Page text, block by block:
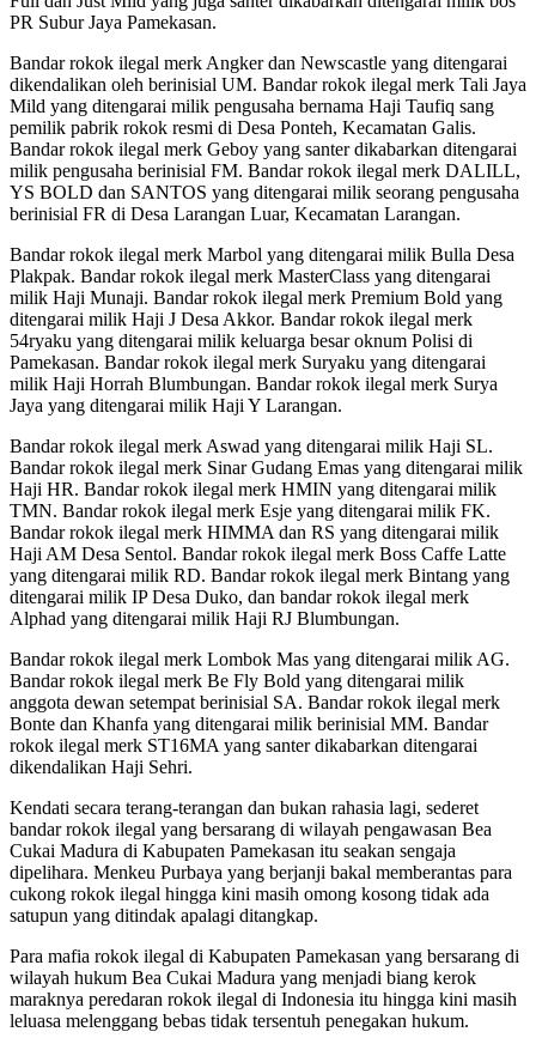
PR Subur Jaya Pamekasan.
Bandar rokok ilegal merk Angker dan Newscastle yang ditengarai
dikendalikan oleh berinisial UM. Bandar rokok ilegal merk Tali Jaya
Mild yang ditengarai milik pengusaha bernama Haji Taufiq sang
pemilik pabrik rokok resmi di Desa Ponteh, Kecamatan Galis.
Bandar rokok ilegal merk Geboy yang santer dikabarkan ditengarai
milik pengusaha berinisial FM. Bandar rokok ilegal merk DALILL,
YS BOLD dan SANTOS yang ditengarai milik seorang pengusaha
berinisial FR di Desa Larangan Luar, Kecamatan Larangan.
Bandar rokok ilegal merk Marbol yang ditengarai milik Bulla Desa
Plakpak. Bandar rokok ilegal merk MasterClass yang ditengarai
milik Haji Munaji. Bandar rokok ilegal merk Premium Bold yang
ditengarai milik Haji J Desa Akkor. Bandar rokok ilegal merk
54ryaku yang ditengarai milik keluarga besar oknum Polisi di
Pamekasan. Bandar rokok ilegal merk Suryaku yang ditengarai
milik Haji Horrah Blumbungan. Bandar rokok ilegal merk Surya
Jaya yang ditengarai milik Haji Y Larangan.
Bandar rokok ilegal merk Aswad yang ditengarai milik Haji SL.
Bandar rokok ilegal merk Sinar Gudang Emas yang ditengarai milik
Haji HR. Bandar rokok ilegal merk HMIN yang ditengarai milik
TMN. Bandar rokok ilegal merk Esje yang ditengarai milik FK.
Bandar rokok ilegal merk HIMMA dan RS yang ditengarai milik
Haji AM Desa Sentol. Bandar rokok ilegal merk Boss Caffe Latte
yang ditengarai milik RD. Bandar rokok ilegal merk Bintang yang
ditengarai milik IP Desa Duko, dan bandar rokok ilegal merk
Alphad yang ditengarai milik Haji RJ Blumbungan.
Bandar rokok ilegal merk Lombok Mas yang ditengarai milik AG.
Bandar rokok ilegal merk Be Fly Bold yang ditengarai milik
anggota dewan setempat berinisial SA. Bandar rokok ilegal merk
Bonte dan Khanfa yang ditengarai milik berinisial MM. Bandar
rokok ilegal merk ST16MA yang santer dikabarkan ditengarai
dikendalikan Haji Sehri.
Kendati secara terang-terangan dan bukan rahasia lagi, sederet
bandar rokok ilegal yang bersarang di wilayah pengawasan Bea
Cukai Madura di Kabupaten Pamekasan itu seakan sengaja
dipelihara. Menkeu Purbaya yang berjanji bakal memberantas para
cukong rokok ilegal hingga kini masih omong kosong tidak ada
satupun yang ditindak apalagi ditangkap.
Para mafia rokok ilegal di Kabupaten Pamekasan yang bersarang di
wilayah hukum Bea Cukai Madura yang menjadi biang kerok
maraknya peredaran rokok ilegal di Indonesia itu hingga kini masih
leluasa melenggang bebas tidak tersentuh penegakan hukum.